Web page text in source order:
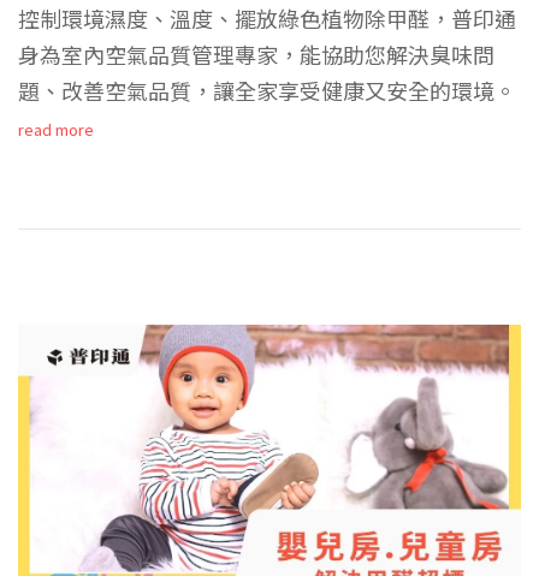
控制環境濕度、溫度、擺放綠色植物除甲醛，普印通
身為室內空氣品質管理專家，能協助您解決臭味問
題、改善空氣品質，讓全家享受健康又安全的環境。
read more